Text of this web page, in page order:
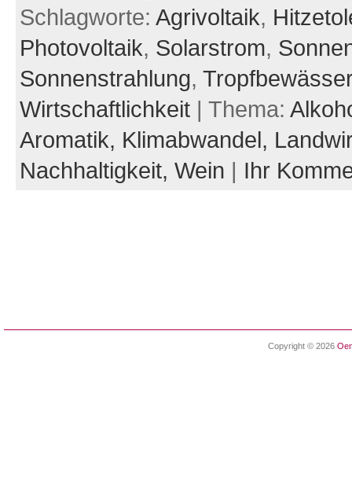
Schlagworte: Agrivoltaik,
Photovoltaik, Solarstrom,
Sonnenstrahlung,
Wirtschaftlichkeit| Thema:
Aromatik, Klimabwandel,
Nachhaltigkeit, Wein | Ihr
Copyright © 2026